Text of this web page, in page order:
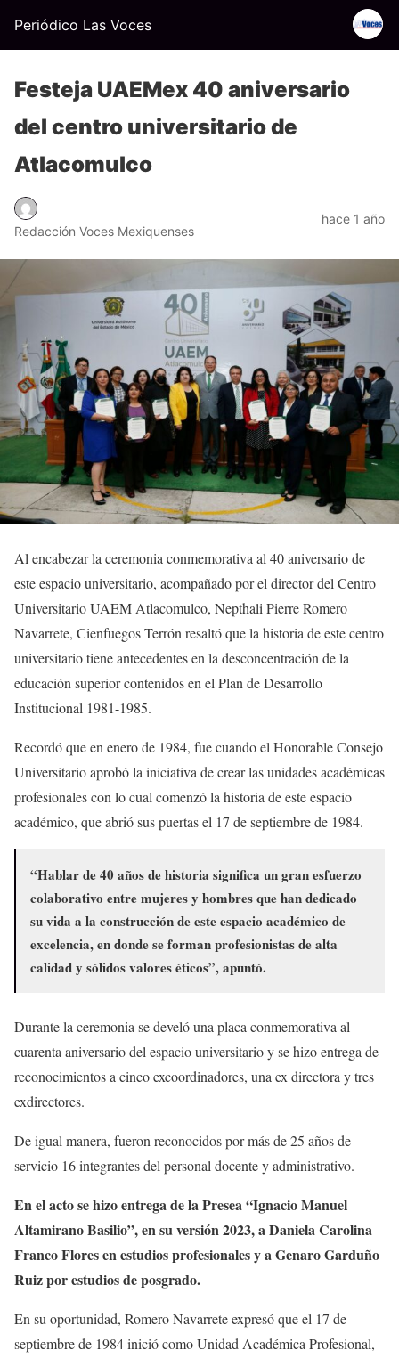
Periódico Las Voces
Festeja UAEMex 40 aniversario
del centro universitario de
Atlacomulco
Redacción Voces Mexiquenses
hace 1 año
Al encabezar la ceremonia conmemorativa al 40 aniversario de
este espacio universitario, acompañado por el director del Centro
Universitario UAEM Atlacomulco, Nepthali Pierre Romero
Navarrete, Cienfuegos Terrón resaltó que la historia de este centro
universitario tiene antecedentes en la desconcentración de la
educación superior contenidos en el Plan de Desarrollo
Institucional 1981-1985.
Recordó que en enero de 1984, fue cuando el Honorable Consejo
Universitario aprobó la iniciativa de crear las unidades académicas
profesionales con lo cual comenzó la historia de este espacio
académico, que abrió sus puertas el 17 de septiembre de 1984.
“Hablar de 40 años de historia significa un gran esfuerzo
colaborativo entre mujeres y hombres que han dedicado
su vida a la construcción de este espacio académico de
excelencia, en donde se forman profesionistas de alta
calidad y sólidos valores éticos”, apuntó.
Durante la ceremonia se develó una placa conmemorativa al
cuarenta aniversario del espacio universitario y se hizo entrega de
reconocimientos a cinco excoordinadores, una ex directora y tres
exdirectores.
De igual manera, fueron reconocidos por más de 25 años de
servicio 16 integrantes del personal docente y administrativo.
En el acto se hizo entrega de la Presea “Ignacio Manuel
Altamirano Basilio”, en su versión 2023, a Daniela Carolina
Franco Flores en estudios profesionales y a Genaro Garduño
Ruiz por estudios de posgrado.
En su oportunidad, Romero Navarrete expresó que el 17 de
septiembre de 1984 inició como Unidad Académica Profesional,